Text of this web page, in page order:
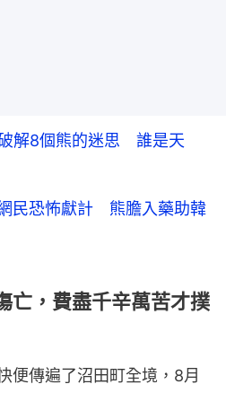
解8個熊的迷思 誰是天
民恐怖獻計 熊膽入藥助韓
亡，費盡千辛萬苦才撲
便傳遍了沼田町全境，8月